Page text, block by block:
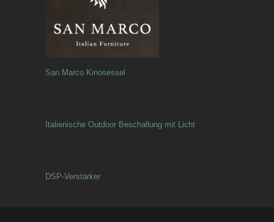
San Marco Kinosessel
Italienische Outdoor Beschallung mit Licht
DSP-Verstärker